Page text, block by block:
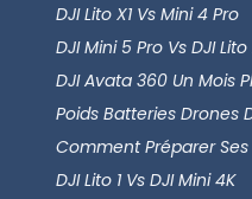
DJI Lito X1 Vs Mini 4 Pro
DJI Mini 5 Pro Vs DJI Lito
DJI Avata 360 Un Mois
Poids Batteries Drones
Comment Préparer
DJI Lito 1 Vs DJI Mini 4K